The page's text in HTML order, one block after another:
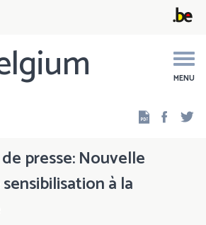
MENU
presse: Nouvelle
à la